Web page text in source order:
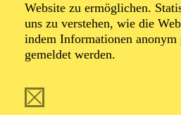
Website zu ermöglichen.
uns zu verstehen, wie die
indem Informationen anonym
gemeldet werden.
Foto: Akademie Musiktheater
Stiftung